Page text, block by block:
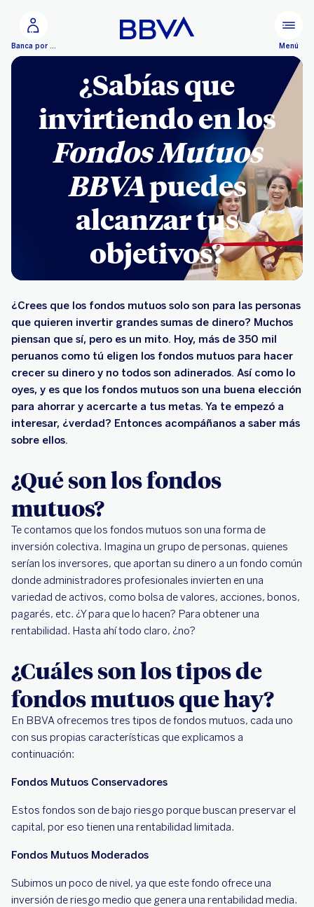
Banca por Internet Menú
¿Sabías que
invirtiendo en los
Fondos Mutuos
BBVApuedes
alcanzar tus
objetivos?
¿Crees que los fondos mutuos solo son para las personas
que quieren invertir grandes sumas de dinero? Muchos
piensan que sí, pero es un mito. Hoy, más de 350 mil
peruanos como tú eligen los fondos mutuos para hacer
crecer su dinero y no todos son adinerados. Así como lo
oyes, y es que los fondos mutuos son una buena elección
para ahorrar y acercarte a tus metas. Ya te empezó a
interesar, ¿verdad? Entonces acompáñanos a saber más
sobre ellos.
¿Qué son los fondos
mutuos?
Te contamos que los fondos mutuos son una forma de
inversión colectiva. Imagina un grupo de personas, quienes
serían los inversores, que aportan su dinero a un fondo común
donde administradores profesionales invierten en una
variedad de activos, como bolsa de valores, acciones, bonos,
pagarés, etc. ¿Y para que lo hacen? Para obtener una
rentabilidad. Hasta ahí todo claro, ¿no?
¿Cuáles son los tipos de
fondos mutuos que hay?
En BBVA ofrecemos tres tipos de fondos mutuos, cada uno
con sus propias características que explicamos a
continuación:
Fondos Mutuos Conservadores
Estos fondos son de bajo riesgo porque buscan preservar el
capital, por eso tienen una rentabilidad limitada.
Fondos Mutuos Moderados
Subimos un poco de nivel, ya que este fondo ofrece una
inversión de riesgo medio que genera una rentabilidad media.